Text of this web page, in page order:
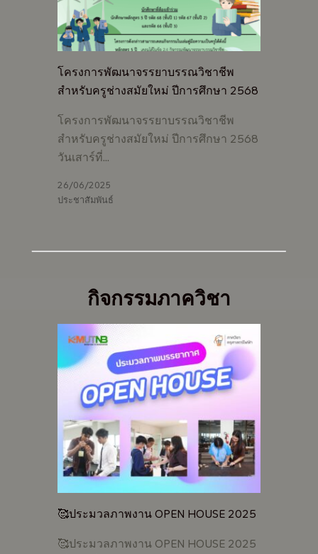
โครงการพัฒนาจรรยาบรรณวิชาชีพ
สำหรับครูช่างสมัยใหม่ ปีการศึกษา 2568
โครงการพัฒนาจรรยาบรรณวิชาชีพ
สำหรับครูช่างสมัยใหม่ ปีการศึกษา 2568
วันเสาร์ที่…
26/06/2025
ประชาสัมพันธ์
กิจกรรมภาควิชา
🥰ประมวลภาพงาน OPEN HOUSE 2025
🥰ประมวลภาพงาน OPEN HOUSE 2025